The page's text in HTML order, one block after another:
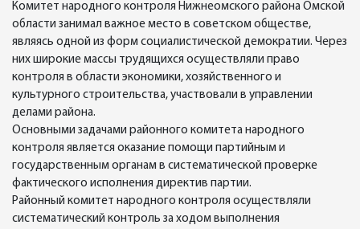
Комитет народного контроля Нижнеомского района Омской
области занимал важное место в советском обществе,
являясь одной из форм социалистической демократии. Через
них широкие массы трудящихся осуществляли право
контроля в области экономики, хозяйственного и
культурного строительства, участвовали в управлении
делами района.
Основными задачами районного комитета народного
контроля является оказание помощи партийным и
государственным органам в систематической проверке
фактического исполнения директив партии.
Районный комитет народного контроля осуществляли
систематический контроль за ходом выполнения